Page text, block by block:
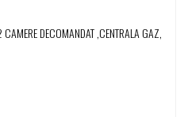
CAMERE DECOMANDAT ,CENTRALA GAZ,